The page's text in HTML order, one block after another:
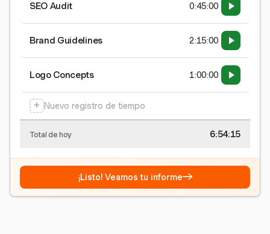
SEO Audit 0:45:00
Brand Guidelines 2:15:00
Logo Concepts 1:00:00
+ Nuevo registro de tiempo
Total de hoy 6:54:15
¡Listo! Veamos tu informe→